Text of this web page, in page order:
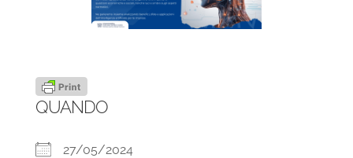
QUANDO
27/05/2024